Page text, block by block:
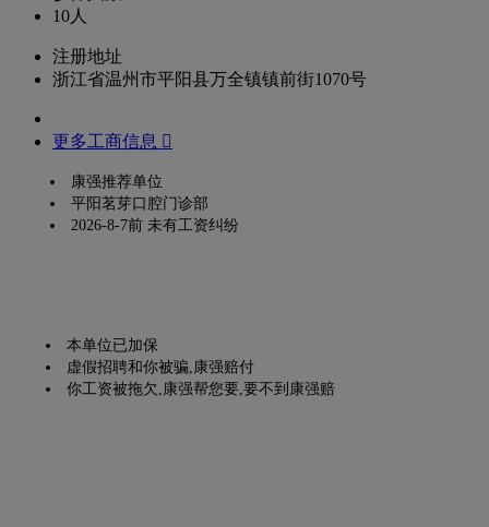
10人
注册地址
浙江省温州市平阳县万全镇镇前街1070号
更多工商信息 
康强推荐单位
平阳茗芽口腔门诊部
2026-8-7前 未有工资纠纷
本单位已加保
虚假招聘和你被骗,康强赔付
你工资被拖欠,康强帮您要,要不到康强赔